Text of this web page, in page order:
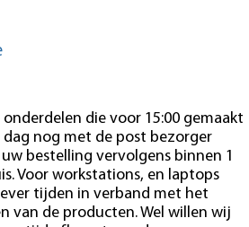
die voor 15:00 gemaakt
nog met de post bezorger
bestelling vervolgens binnen 1
Voor workstations, en laptops
tijden in verband met het
van de producten. Wel willen wij